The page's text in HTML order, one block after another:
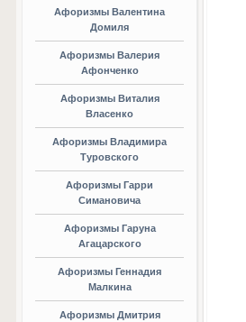
Афоризмы Валентина
Домиля
Афоризмы Валерия
Афонченко
Афоризмы Виталия
Власенко
Афоризмы Владимира
Туровского
Афоризмы Гарри
Симановича
Афоризмы Гаруна
Агацарского
Афоризмы Геннадия
Малкина
Афоризмы Дмитрия